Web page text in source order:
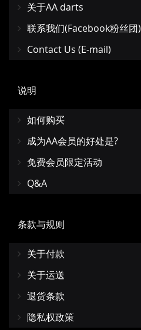
关于AA darts
联系我们(Facebook粉丝团)
Contact Us (E-mail)
说明
如何购买
成为AA会员的好处是?
免费会员限定活动
Q&A
条款与规则
关于付款
关于运送
退货条款
隐私权政策